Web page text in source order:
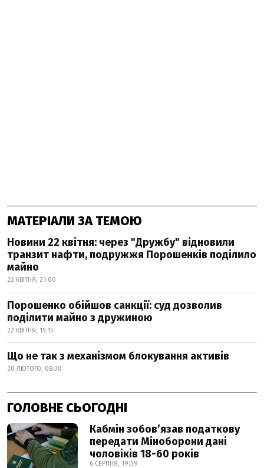
МАТЕРІАЛИ ЗА ТЕМОЮ
Новини 22 квітня: через "Дружбу" відновили
транзит нафти, подружжя Порошенків поділило
майно
22 КВІТНЯ, 21:00
Порошенко обійшов санкції: суд дозволив
поділити майно з дружиною
22 КВІТНЯ, 15:15
Що не так з механізмом блокування активів
20 ЛЮТОГО, 08:30
ГОЛОВНЕ СЬОГОДНІ
Кабмін зобовʼязав податкову
передати Міноборони дані
чоловіків 18-60 років
6 СЕРПНЯ, 19:39